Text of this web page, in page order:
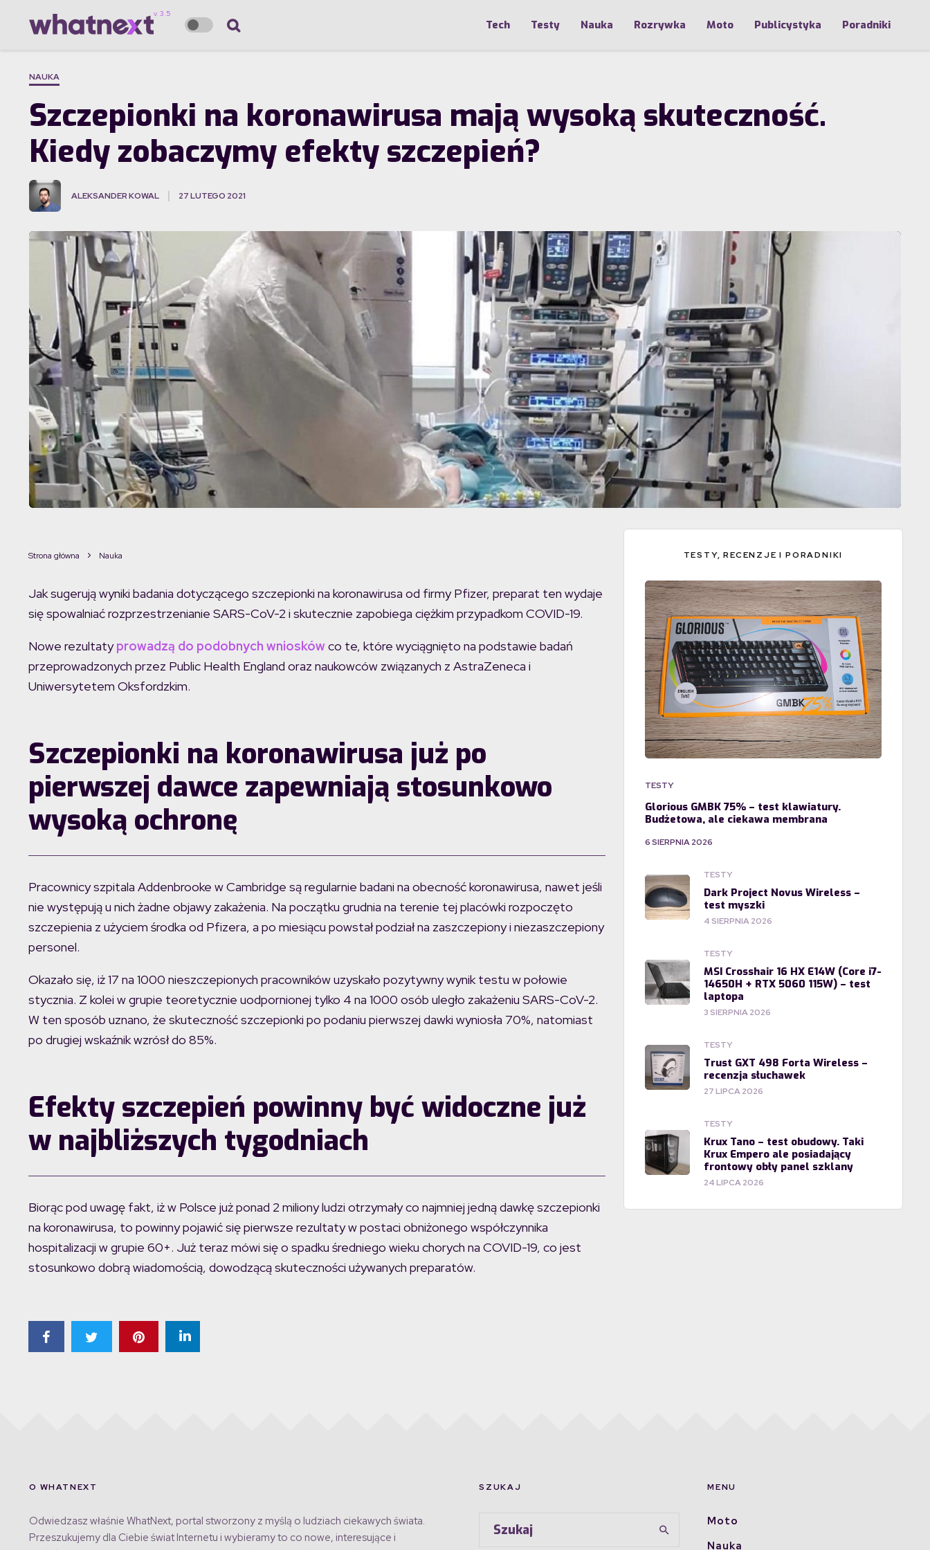
Tech Testy Nauka Rozrywka Moto Publicystyka Poradniki
NAUKA
Szczepionki na koronawirusa mają wysoką skuteczność.
Kiedy zobaczymy efekty szczepień?
ALEKSANDER KOWAL 27 LUTEGO 2021
Strona główna Nauka
Jak sugerują wyniki badania dotyczącego szczepionki na koronawirusa od firmy Pfizer, preparat ten wydaje
się spowalniać rozprzestrzenianie SARS-CoV-2 i skutecznie zapobiega ciężkim przypadkom COVID-19.
Nowe rezultatyprowadzą do podobnych wnioskówco te, które wyciągnięto na podstawie badań
przeprowadzonych przez Public Health England oraz naukowców związanych z AstraZeneca i
Uniwersytetem Oksfordzkim.
Szczepionki na koronawirusa już po
pierwszej dawce zapewniają stosunkowo
wysoką ochronę
Pracownicy szpitala Addenbrooke w Cambridge są regularnie badani na obecność koronawirusa, nawet jeśli
nie występują u nich żadne objawy zakażenia. Na początku grudnia na terenie tej placówki rozpoczęto
szczepienia z użyciem środka od Pfizera, a po miesiącu powstał podział na zaszczepiony i niezaszczepiony
personel.
Okazało się, iż 17 na 1000 nieszczepionych pracowników uzyskało pozytywny wynik testu w połowie
stycznia. Z kolei w grupie teoretycznie uodpornionej tylko 4 na 1000 osób uległo zakażeniu SARS-CoV-2.
W ten sposób uznano, że skuteczność szczepionki po podaniu pierwszej dawki wyniosła 70%, natomiast
po drugiej wskaźnik wzrósł do 85%.
Efekty szczepień powinny być widoczne już
w najbliższych tygodniach
Biorąc pod uwagę fakt, iż w Polsce już ponad 2 miliony ludzi otrzymały co najmniej jedną dawkę szczepionki
na koronawirusa, to powinny pojawić się pierwsze rezultaty w postaci obniżonego współczynnika
hospitalizacji w grupie 60+. Już teraz mówi się o spadku średniego wieku chorych na COVID-19, co jest
stosunkowo dobrą wiadomością, dowodzącą skuteczności używanych preparatów.
TESTY, RECENZJE I PORADNIKI
TESTY
Glorious GMBK 75% – test klawiatury.
Budżetowa, ale ciekawa membrana
6 SIERPNIA 2026
TESTY
Dark Project Novus Wireless –
test myszki
4 SIERPNIA 2026
TESTY
MSI Crosshair 16 HX E14W (Core i7-
14650H + RTX 5060 115W) – test
laptopa
3 SIERPNIA 2026
TESTY
Trust GXT 498 Forta Wireless –
recenzja słuchawek
27 LIPCA 2026
TESTY
Krux Tano – test obudowy. Taki
Krux Empero ale posiadający
frontowy obły panel szklany
24 LIPCA 2026
O WHATNEXT
Odwiedzasz właśnie WhatNext, portal stworzony z myślą o ludziach ciekawych świata.
Przeszukujemy dla Ciebie świat Internetu i wybieramy to co nowe, interesujące i
SZUKAJ MENU
Moto
Nauka